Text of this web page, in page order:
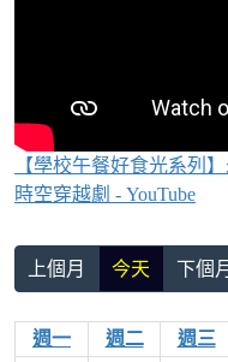
【學校午餐好食光系列
時空穿越劇 - YouTube
上個月 今天 下個月
週一 週二 週三